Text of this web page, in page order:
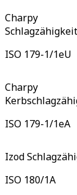
Charpy
Schlagzähigkeit
ISO 179-1/1eU
Charpy
ISO 179-1/1eA
Izod
ISO 180/1A